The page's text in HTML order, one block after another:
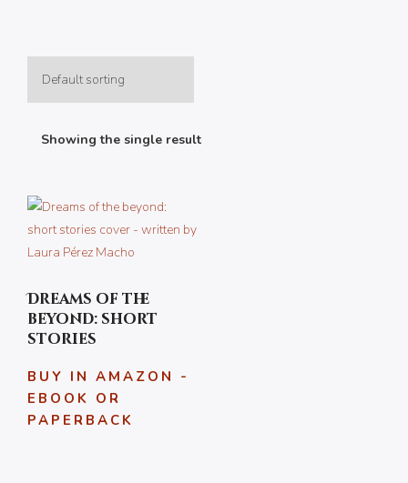
Showing the single result
Dreams of the
beyond: short
stories
BUY IN AMAZON -
EBOOK OR
PAPERBACK